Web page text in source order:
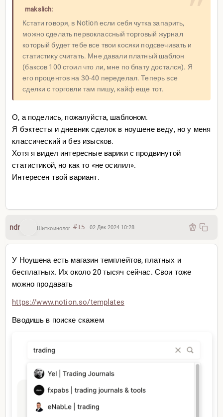
makslich:
Кстати говоря, в Notion если себя чутка запарить,
можно сделать первоклассный торговый журнал
который будет тебе все твои косяки подсвечивать и
статистику считать. Мне давали платный шаблон
(баксов 100 стоил что ли, мне по блату достался). Я
его процентов на 30-40 переделал. Теперь все
сделки с торговли там пишу, кайф еще тот.
О, а поделись, пожалуйста, шаблоном.
Я бэктесты и дневник сделок в ноушене веду, но у меня
классический и без изысков.
Хотя я видел интересные варики с продвинутой
статистикой, но как то «не осилил».
Интересен твой вариант.
ndr Шиткоинолог #15 02 Дек 2024 10:28
У Ноушена есть магазин темплейтов, платных и
бесплатных. Их около 20 тысяч сейчас. Свои тоже
можно продавать
https://www.notion.so/templates
Вводишь в поиске скажем